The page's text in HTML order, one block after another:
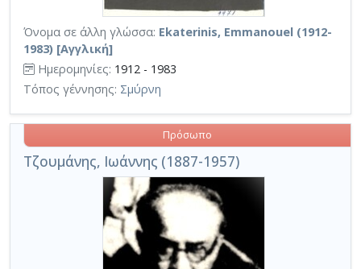
Όνομα σε άλλη γλώσσα: Ekaterinis, Emmanouel (1912-
1983) [Αγγλική]
Ημερομηνίες: 1912 - 1983
Τόπος γέννησης: Σμύρνη
Τζουμάνης, Ιωάννης (1887-1957)
Πρόσωπο